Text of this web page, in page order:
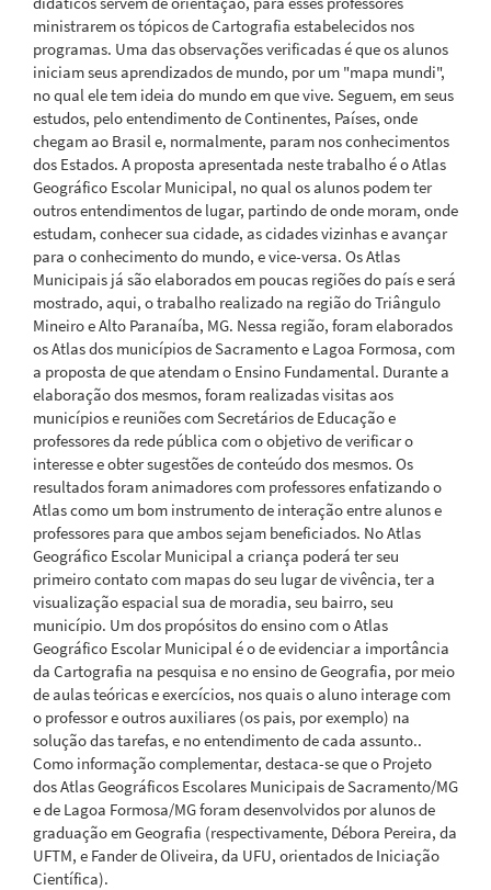
ministrarem os tópicos de Cartografia estabelecidos nos
programas. Uma das observações verificadas é que os alunos
iniciam seus aprendizados de mundo, por um "mapa mundi",
no qual ele tem ideia do mundo em que vive. Seguem, em seus
estudos, pelo entendimento de Continentes, Países, onde
chegam ao Brasil e, normalmente, param nos conhecimentos
dos Estados. A proposta apresentada neste trabalho é o Atlas
Geográfico Escolar Municipal, no qual os alunos podem ter
outros entendimentos de lugar, partindo de onde moram, onde
estudam, conhecer sua cidade, as cidades vizinhas e avançar
para o conhecimento do mundo, e vice-versa. Os Atlas
Municipais já são elaborados em poucas regiões do país e será
mostrado, aqui, o trabalho realizado na região do Triângulo
Mineiro e Alto Paranaíba, MG. Nessa região, foram elaborados
os Atlas dos municípios de Sacramento e Lagoa Formosa, com
a proposta de que atendam o Ensino Fundamental. Durante a
elaboração dos mesmos, foram realizadas visitas aos
municípios e reuniões com Secretários de Educação e
professores da rede pública com o objetivo de verificar o
interesse e obter sugestões de conteúdo dos mesmos. Os
resultados foram animadores com professores enfatizando o
Atlas como um bom instrumento de interação entre alunos e
professores para que ambos sejam beneficiados. No Atlas
Geográfico Escolar Municipal a criança poderá ter seu
primeiro contato com mapas do seu lugar de vivência, ter a
visualização espacial sua de moradia, seu bairro, seu
município. Um dos propósitos do ensino com o Atlas
Geográfico Escolar Municipal é o de evidenciar a importância
da Cartografia na pesquisa e no ensino de Geografia, por meio
de aulas teóricas e exercícios, nos quais o aluno interage com
o professor e outros auxiliares (os pais, por exemplo) na
solução das tarefas, e no entendimento de cada assunto..
Como informação complementar, destaca-se que o Projeto
dos Atlas Geográficos Escolares Municipais de Sacramento/MG
e de Lagoa Formosa/MG foram desenvolvidos por alunos de
graduação em Geografia (respectivamente, Débora Pereira, da
UFTM, e Fander de Oliveira, da UFU, orientados de Iniciação
Científica).